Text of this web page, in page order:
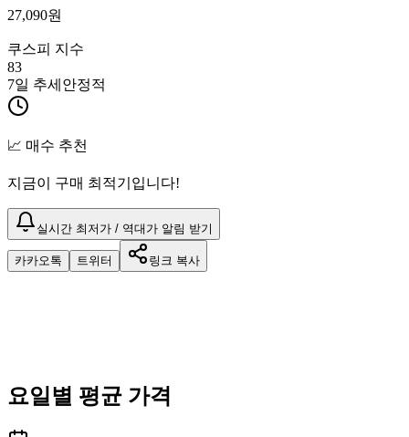
27,090원
쿠스피 지수
83
7일 추세 안정적
📈 매수 추천
지금이 구매 최적기입니다!
실시간 최저가 / 역대가 알림 받기
카카오톡 트위터 링크 복사
요일별 평균 가격